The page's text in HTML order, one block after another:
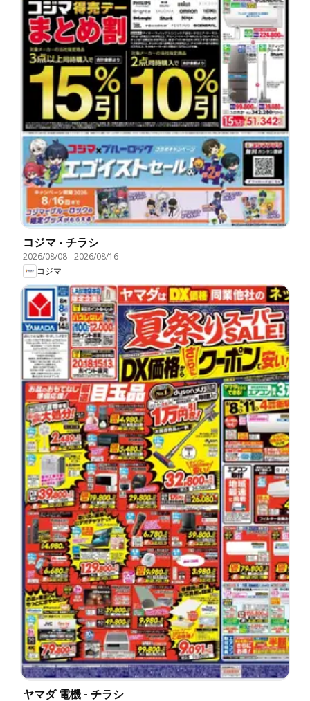
コジマ - チラシ
2026/08/08-2026/08/16
コジマ
ヤマダ 電機 - チラシ